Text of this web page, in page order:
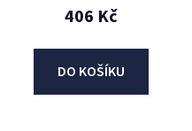
406 Kč
DO KOŠÍKU